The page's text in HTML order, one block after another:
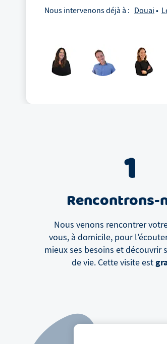
Nous intervenons déjà à : Douai
1
Rencontrons-
Nous venons rencontrer
vous, à domicile, pour
mieux ses besoins et découvrir
de vie. Cette visite est